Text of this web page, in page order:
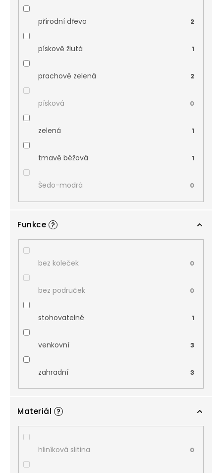
přírodní dřevo 2
pískově žlutá 1
prachově zelená 2
písková 0
zelená 1
tmavě béžová 1
Šedo-modrá 0
Funkce ?
bez koleček 0
bez područek 0
stohovatelné 1
venkovní 3
zahradní 3
Materiál ?
hliníková slitina 0